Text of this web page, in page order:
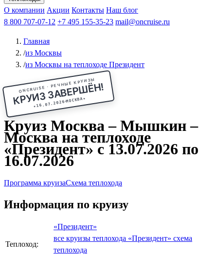
Чебоксарыиз Волгоградаиз Саратова Все города
КазаньВ Нижний НовгородВ ПермьВ Ростов-на-Дону
РыбинскНа СоловкиНа ВалаамПо ОкеПо Енисею
Афанасий Никитин Октябрьская революция
ФединАлександр СвешниковИван
МироновА.С.Попов
О компании Акции Контакты Наш блог
8 800 707-07-12 +7 495 155-35-23 mail@oncruise.ru
Главная
/из Москвы
/из Москвы на теплоходе Президент
ONCRUISE · РЕЧНЫЕ КРУИЗЫ
КРУИЗ ЗАВЕРШЁН!
★16.07.2026МОСКВА★
Круиз Москва – Мышкин –
Москва на теплоходе
«Президент» с 13.07.2026 по
16.07.2026
Программа круизаСхема теплохода
Информация по круизу
Теплоход:
«Президент»
все круизы теплохода «Президент» схема
теплохода